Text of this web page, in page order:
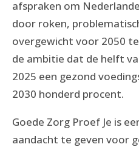
afspraken om
door roken,
overgewicht voor 2050
de ambitie dat de helft
2025 een gezond
2030 honderd procent.
Goede Zorg Proef Je is
aandacht te geven voor